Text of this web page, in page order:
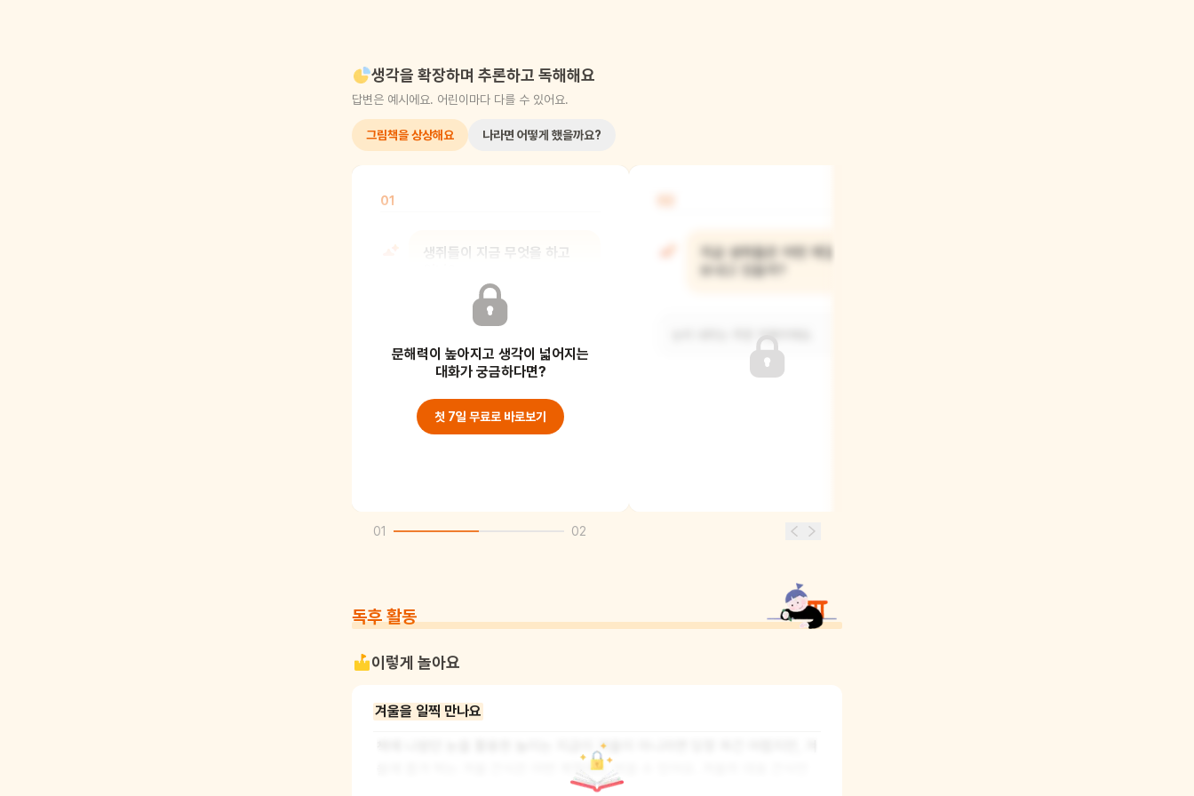
생각을 확장하며 추론하고 독해해요
답변은 예시에요. 어린이마다 다를 수 있어요.
그림책을 상상해요 나라면 어떻게 했을까요?
01
생쥐들이 지금 무엇을 하고
문해력이 높아지고 생각이 넓어지는
대화가 궁금하다면?
첫 7일 무료로 바로보기
지금 생쥐들은 어떤 계절을
01 02
독후 활동
이렇게 놀아요
겨울을 일찍 만나요
책에 나왔던 눈을 활용한 놀이는 지금이 겨울이 아니라면 당장 하긴 어렵지만, 겨
울에 즐겨 먹는 겨울 간식은 어떤 계절에도 먹을 수 있어요. 겨울의 대표 간식인